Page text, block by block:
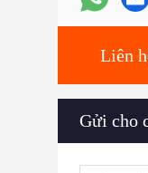
Liên
Gửi cho